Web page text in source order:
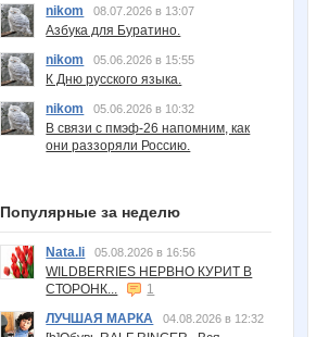
nikom
08.07.2026 в 13:07
Азбука для Буратино.
nikom
05.06.2026 в 15:55
К Дню русского языка.
nikom
05.06.2026 в 10:32
В связи с пмэф-26 напомним, как
они раззоряли Россию.
Популярные за неделю
Nata.li 05.08.2026 в 16:56
WILDBERRIES НЕРВНО КУРИТ В
СТОРОНК...
1
ЛУЧШАЯ МАРКА
04.08.2026 в 12:32